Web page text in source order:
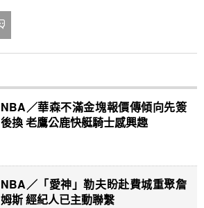
NBA／華森不滿金塊報價傳傾向先簽
後換 老鷹公鹿快艇騎士感興趣
NBA／「愛神」勒夫盼赴費城重聚詹
姆斯 經紀人已主動聯繫